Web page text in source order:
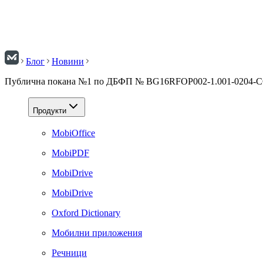
Блог
Новини
Публична покана №1 по ДБФП № BG16RFOP002-1.001-0204-
Продукти
MobiOffice
MobiPDF
MobiDrive
MobiDrive
Oxford Dictionary
Мобилни приложения
Речници